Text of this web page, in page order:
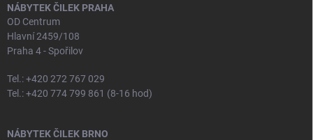
NÁBYTEK ČILEK PRAHA
OD Centrum
Hlavní 2459/108
Praha 4 - Spořilov
Tel.: +420 272 767 029
Tel.: +420 774 799 861 (8-16 hod)
NÁBYTEK ČILEK BRNO